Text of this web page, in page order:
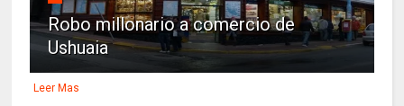
Robo millonario a comercio de
Ushuaia
Leer Mas